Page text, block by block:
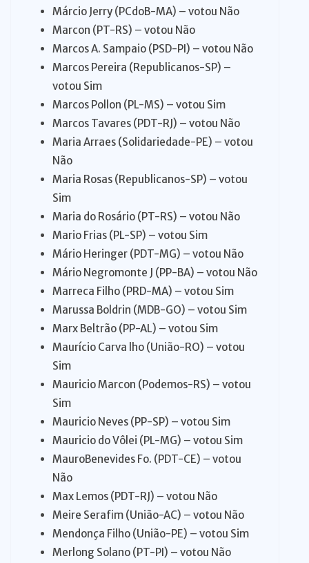
Márcio Jerry (PCdoB-MA) – votou Não
Marcon (PT-RS) – votou Não
Marcos A. Sampaio (PSD-PI) – votou Não
Marcos Pereira (Republicanos-SP) –
votou Sim
Marcos Pollon (PL-MS) – votou Sim
Marcos Tavares (PDT-RJ) – votou Não
Maria Arraes (Solidariedade-PE) – votou
Não
Maria Rosas (Republicanos-SP) – votou
Sim
Maria do Rosário (PT-RS) – votou Não
Mario Frias (PL-SP) – votou Sim
Mário Heringer (PDT-MG) – votou Não
Mário Negromonte J (PP-BA) – votou Não
Marreca Filho (PRD-MA) – votou Sim
Marussa Boldrin (MDB-GO) – votou Sim
Marx Beltrão (PP-AL) – votou Sim
Maurício Carva lho (União-RO) – votou
Sim
Mauricio Marcon (Podemos-RS) – votou
Sim
Mauricio Neves (PP-SP) – votou Sim
Mauricio do Vôlei (PL-MG) – votou Sim
MauroBenevides Fo. (PDT-CE) – votou
Não
Max Lemos (PDT-RJ) – votou Não
Meire Serafim (União-AC) – votou Não
Mendonça Filho (União-PE) – votou Sim
Merlong Solano (PT-PI) – votou Não